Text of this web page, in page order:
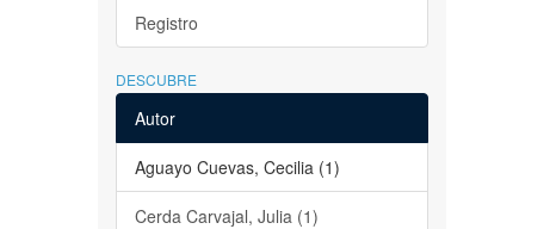
Registro
DESCUBRE
Autor
Aguayo Cuevas, Cecilia (1)
Cerda Carvajal, Julia (1)